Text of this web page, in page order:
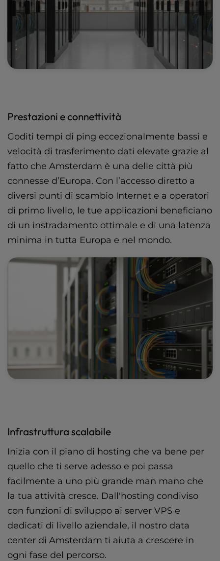
Prestazioni e connettività
Goditi tempi di ping eccezionalmente bassi e
velocità di trasferimento dati elevate grazie al
fatto che Amsterdam è una delle città più
connesse d’Europa. Con l’accesso diretto a
diversi punti di scambio Internet e a operatori
di primo livello, le tue applicazioni beneficiano
di un instradamento ottimale e di una latenza
minima in tutta Europa e nel mondo.
Infrastruttura scalabile
Inizia con il piano di hosting che va bene per
quello che ti serve adesso e poi passa
facilmente a uno più grande man mano che
la tua attività cresce. Dall'hosting condiviso
con funzioni di sviluppo ai server VPS e
dedicati di livello aziendale, il nostro data
center di Amsterdam ti aiuta a crescere in
ogni fase del percorso.